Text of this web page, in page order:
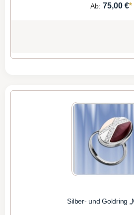
Ab: 75,00 €*
Silber- und Goldring